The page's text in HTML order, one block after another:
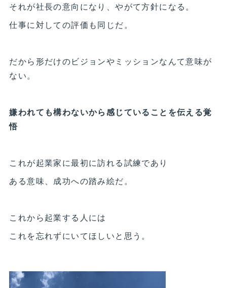
それが社長の意向になり、やがて方針になる。
仕事に対しての評価も同じだ。
だから形だけのビジョンやミッションなんて意味が
ない。
嫌われても構わないから感じていることを伝える覚
悟
これが起業家に最初に訪れる試練であり
ある意味、成功への踏み絵だ。
これから起業する人には
これを忘れずにいてほしいと思う。